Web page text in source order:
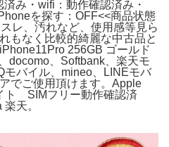
み・wifi：動作確認済み・
を探す：OFF<<商品状態
レ、汚れなど、使用感等見ら
もなく比較的綺麗な中古品と
256GB ゴールド
docomo、Softbank、楽天モ
モバイル、mineo、LINEモバ
でご使用頂けます。Apple
ト SIMフリー動作確認済
天。